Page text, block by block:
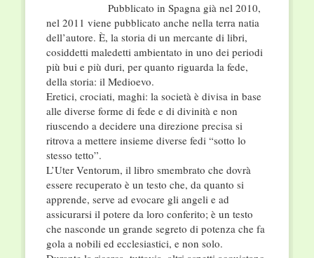
Pubblicato in Spagna già nel 2010,
nel 2011 viene pubblicato anche nella terra natia
dell’autore. È, la storia di un mercante di libri,
cosiddetti maledetti ambientato in uno dei periodi
più bui e più duri, per quanto riguarda la fede,
della storia: il Medioevo.
Eretici, crociati, maghi: la società è divisa in base
alle diverse forme di fede e di divinità e non
riuscendo a decidere una direzione precisa si
ritrova a mettere insieme diverse fedi “sotto lo
stesso tetto”.
L’Uter Ventorum, il libro smembrato che dovrà
essere recuperato è un testo che, da quanto si
apprende, serve ad evocare gli angeli e ad
assicurarsi il potere da loro conferito; è un testo
che nasconde un grande segreto di potenza che fa
gola a nobili ed ecclesiastici, e non solo.